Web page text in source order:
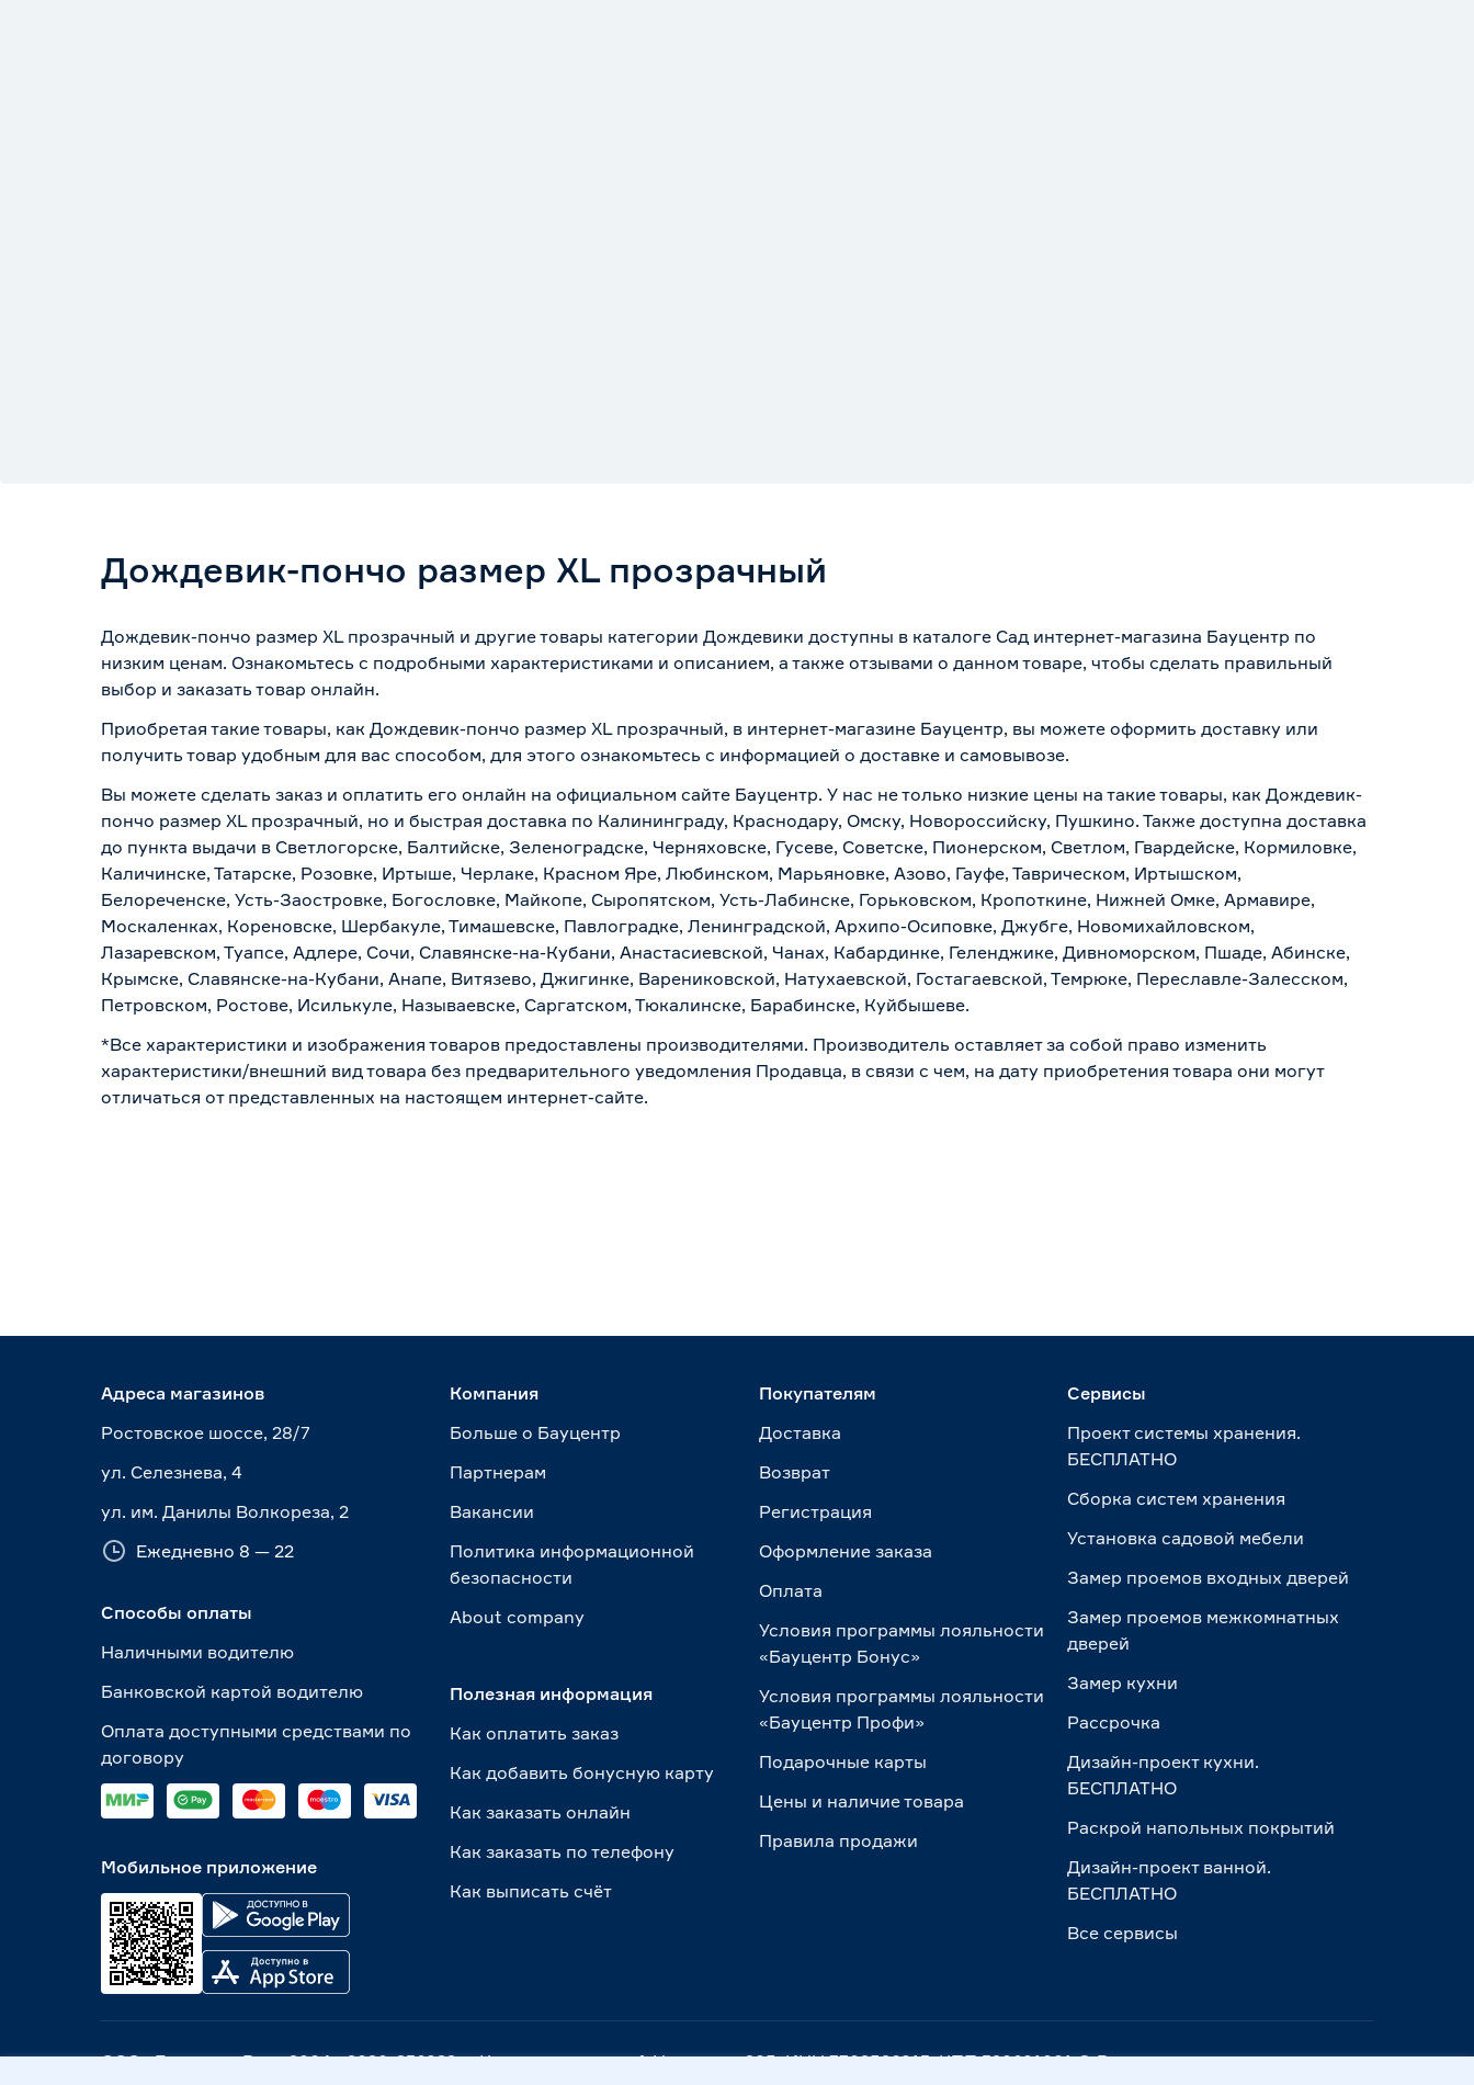
Дождевик-пончо размер XL прозрачный
Дождевик-пончо размер XL прозрачный и другие товары категории Дождевики доступны в каталоге Сад интернет-магазина Бауцентр по
низким ценам. Ознакомьтесь с подробными характеристиками и описанием, а также отзывами о данном товаре, чтобы сделать правильный
выбор и заказать товар онлайн.
Приобретая такие товары, как Дождевик-пончо размер XL прозрачный, в интернет-магазине Бауцентр, вы можете оформить доставку или
получить товар удобным для вас способом, для этого ознакомьтесь с информацией о доставке и самовывозе.
Вы можете сделать заказ и оплатить его онлайн на официальном сайте Бауцентр. У нас не только низкие цены на такие товары, как Дождевик-
пончо размер XL прозрачный, но и быстрая доставка по Калининграду, Краснодару, Омску, Новороссийску, Пушкино. Также доступна доставка
до пункта выдачи в Светлогорске, Балтийске, Зеленоградске, Черняховске, Гусеве, Советске, Пионерском, Светлом, Гвардейске, Кормиловке,
Каличинске, Татарске, Розовке, Иртыше, Черлаке, Красном Яре, Любинском, Марьяновке, Азово, Гауфе, Таврическом, Иртышском,
Белореченске, Усть-Заостровке, Богословке, Майкопе, Сыропятском, Усть-Лабинске, Горьковском, Кропоткине, Нижней Омке, Армавире,
Москаленках, Кореновске, Шербакуле, Тимашевске, Павлоградке, Ленинградской, Архипо-Осиповке, Джубге, Новомихайловском,
Лазаревском, Туапсе, Адлере, Сочи, Славянске-на-Кубани, Анастасиевской, Чанах, Кабардинке, Геленджике, Дивноморском, Пшаде, Абинске,
Крымске, Славянске-на-Кубани, Анапе, Витязево, Джигинке, Варениковской, Натухаевской, Гостагаевской, Темрюке, Переславле-Залесском,
Петровском, Ростове, Исилькуле, Называевске, Саргатском, Тюкалинске, Барабинске, Куйбышеве.
*Все характеристики и изображения товаров предоставлены производителями. Производитель оставляет за собой право изменить
характеристики/внешний вид товара без предварительного уведомления Продавца, в связи с чем, на дату приобретения товара они могут
отличаться от представленных на настоящем интернет-сайте.
Адреса магазинов
Ростовское шоссе, 28/7
ул. Селезнева, 4
ул. им. Данилы Волкореза, 2
Ежедневно 8 — 22
Способы оплаты
Наличными водителю
Банковской картой водителю
Оплата доступными средствами по
договору
Мобильное приложение
Компания
Больше о Бауцентр
Партнерам
Вакансии
Политика информационной
безопасности
About сompany
Полезная информация
Как оплатить заказ
Как добавить бонусную карту
Как заказать онлайн
Как заказать по телефону
Как выписать счёт
Покупателям
Доставка
Возврат
Регистрация
Оформление заказа
Оплата
Условия программы лояльности
«Бауцентр Бонус»
Условия программы лояльности
«Бауцентр Профи»
Подарочные карты
Цены и наличие товара
Правила продажи
Сервисы
Проект системы хранения.
БЕСПЛАТНО
Сборка систем хранения
Установка садовой мебели
Замер проемов входных дверей
Замер проемов межкомнатных
дверей
Замер кухни
Рассрочка
Дизайн-проект кухни.
БЕСПЛАТНО
Раскрой напольных покрытий
Дизайн-проект ванной.
БЕСПЛАТНО
Все сервисы
ООО «Бауцентр Рус» 2004 -2026, 236029, г. Калининград, ул. А.Невского, 205. ИНН 7702596813, КПП 390601001 © Все права защищены